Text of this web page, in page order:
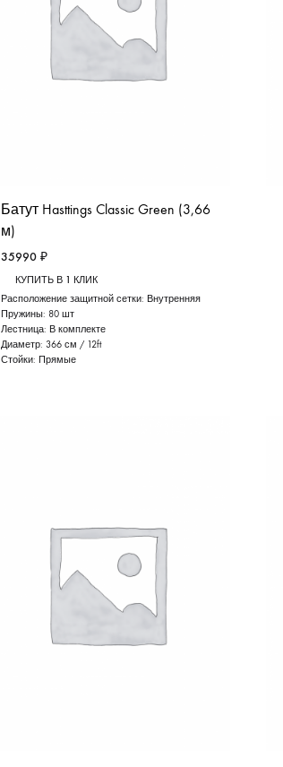
Батут Hasttings Classic Green (3,66
м)
35990 ₽
КУПИТЬ В 1 КЛИК
Расположение защитной сетки: Внутренняя
Пружины: 80 шт
Лестница: В комплекте
Диаметр: 366 см / 12ft
Стойки: Прямые